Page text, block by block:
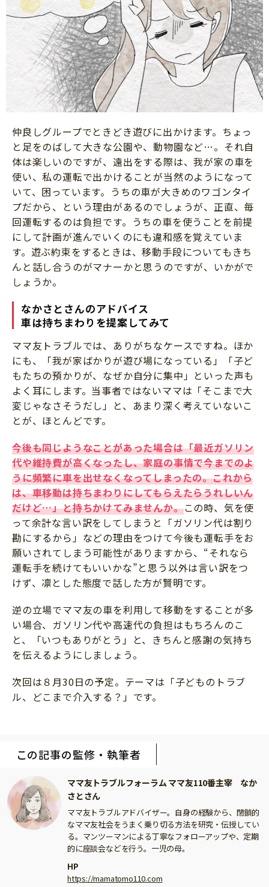
仲良しグループでときどき遊びに出かけます。ちょっ
と足をのばして大きな公園や、動物園など…。それ自
体は楽しいのですが、遠出をする際は、我が家の車を
使い、私の運転で出かけることが当然のようになって
いて、困っています。うちの車が大きめのワゴンタイ
プだから、という理由があるのでしょうが、正直、毎
回運転するのは負担です。うちの車を使うことを前提
にして計画が進んでいくのにも違和感を覚えていま
す。遊ぶ約束をするときは、移動手段についてもきち
んと話し合うのがマナーかと思うのですが、いかがで
しょうか。
なかさとさんのアドバイス
車は持ちまわりを提案してみて
ママ友トラブルでは、ありがちなケースですね。ほか
にも、「我が家ばかりが遊び場になっている」「子ど
もたちの預かりが、なぜか自分に集中」といった声も
よく耳にします。当事者ではないママは「そこまで大
変じゃなさそうだし」と、あまり深く考えていないこ
とが、ほとんどです。
今後も同じようなことがあった場合は「最近ガソリン
代や維持費が高くなったし、家庭の事情で今までのよ
うに頻繁に車を出せなくなってしまったの。これから
は、車移動は持ちまわりにしてもらえたらうれしいん
だけど…」と持ちかけてみませんか。この時、気を使
って余計な言い訳をしてしまうと「ガソリン代は割り
勘にするから」などの理由をつけて今後も運転手をお
願いされてしまう可能性がありますから、“それなら
運転手を続けてもいいかな”と思う以外は言い訳をつ
けず、凛とした態度で話した方が賢明です。
逆の立場でママ友の車を利用して移動をすることが多
い場合、ガソリン代や高速代の負担はもちろんのこ
と、「いつもありがとう」と、きちんと感謝の気持ち
を伝えるようにしましょう。
次回は８月30日の予定。テーマは「子どものトラブ
ル、どこまで介入する？」です。
この記事の監修・執筆者
ママ友トラブルフォーラム ママ友110番主宰 なか
さとさん
ママ友トラブルアドバイザー。自身の経験から、閉鎖的
なママ友社会をうまく乗り切る方法を研究・伝授してい
る。マンツーマンによる丁寧なフォローアップや、定期
的に座談会などを行う。一児の母。
HP
https://mamatomo110.com